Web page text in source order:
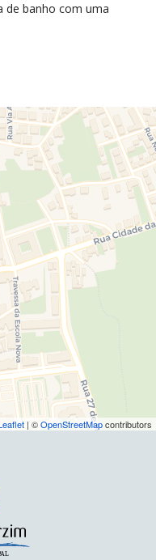
de banho com uma
| ©OpenStreetMapcontributors